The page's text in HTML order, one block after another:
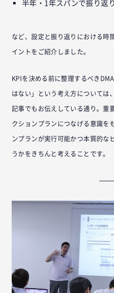
半年・1年スパンで振り返
など、設定と振り返りにおける時
イントをご紹介しました。
KPIを決める前に整理するべき
はない」という考え方については
記事でもお伝えしている通り。重
クションプランにつなげる意識を
ンプランが実行可能かつ本質的な
うかをきちんと考えることです。